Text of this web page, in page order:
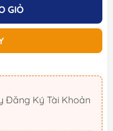
GIỎ
Đăng Ký Tài Khoản